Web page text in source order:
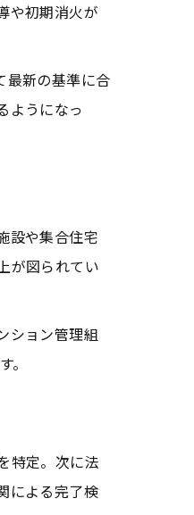
や初期消火が
最新の基準に合
ようになっ
設や集合住宅
が図られてい
ション管理組
特定。次に法
による完了検